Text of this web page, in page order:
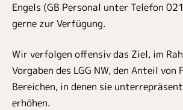
Engels (GB Personal unter Telefon
gerne zur Verfügung.
Wir verfolgen offensiv das Ziel, im
Vorgaben des LGG NW, den Anteil von
Bereichen, in denen sie
erhöhen.